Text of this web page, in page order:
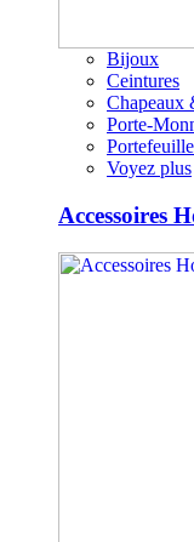
Bijoux
Ceintures
Chapeaux
Porte-
Voyez plus
Accessoires